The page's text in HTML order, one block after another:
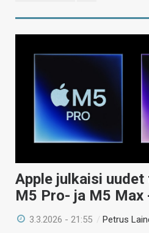
Apple julkaisi
M5 Pro- ja M5
3.3.2026 - 21:55 /Petrus